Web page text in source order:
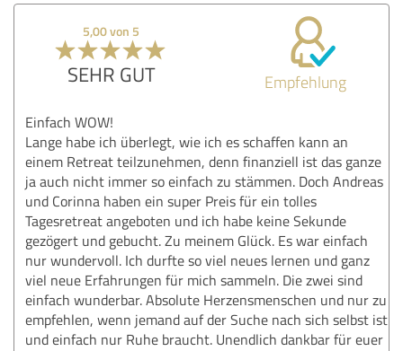
Durchführung
Beratung
Bewertung anzeigen
5,00 von 5
SEHR GUT Empfehlung
Einfach WOW!
Lange habe ich überlegt, wie ich es schaffen kann an
einem Retreat teilzunehmen, denn finanziell ist das ganze
ja auch nicht immer so einfach zu stämmen. Doch Andreas
und Corinna haben ein super Preis für ein tolles
Tagesretreat angeboten und ich habe keine Sekunde
gezögert und gebucht. Zu meinem Glück. Es war einfach
nur wundervoll. Ich durfte so viel neues lernen und ganz
viel neue Erfahrungen für mich sammeln. Die zwei sind
einfach wunderbar. Absolute Herzensmenschen und nur zu
empfehlen, wenn jemand auf der Suche nach sich selbst ist
und einfach nur Ruhe braucht. Unendlich dankbar für euer